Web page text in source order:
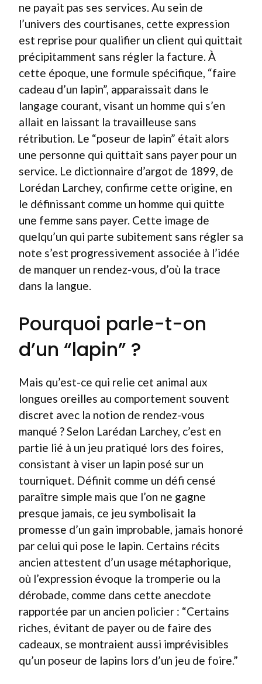
ne payait pas ses services. Au sein de
l’univers des courtisanes, cette expression
est reprise pour qualifier un client qui quittait
précipitamment sans régler la facture. À
cette époque, une formule spécifique, “faire
cadeau d’un lapin”, apparaissait dans le
langage courant, visant un homme qui s’en
allait en laissant la travailleuse sans
rétribution. Le “poseur de lapin” était alors
une personne qui quittait sans payer pour un
service. Le dictionnaire d’argot de 1899, de
Lorédan Larchey, confirme cette origine, en
le définissant comme un homme qui quitte
une femme sans payer. Cette image de
quelqu’un qui parte subitement sans régler sa
note s’est progressivement associée à l’idée
de manquer un rendez-vous, d’où la trace
dans la langue.
Pourquoi parle-t-on
d’un “lapin” ?
Mais qu’est-ce qui relie cet animal aux
longues oreilles au comportement souvent
discret avec la notion de rendez-vous
manqué ? Selon Larédan Larchey, c’est en
partie lié à un jeu pratiqué lors des foires,
consistant à viser un lapin posé sur un
tourniquet. Définit comme un défi censé
paraître simple mais que l’on ne gagne
presque jamais, ce jeu symbolisait la
promesse d’un gain improbable, jamais honoré
par celui qui pose le lapin. Certains récits
ancien attestent d’un usage métaphorique,
où l’expression évoque la tromperie ou la
dérobade, comme dans cette anecdote
rapportée par un ancien policier : “Certains
riches, évitant de payer ou de faire des
cadeaux, se montraient aussi imprévisibles
qu’un poseur de lapins lors d’un jeu de foire.”